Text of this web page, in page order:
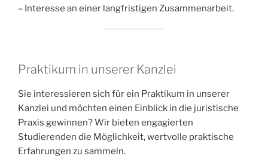
– Interesse an einer langfristigen Zusammenarbeit.
Praktikum in unserer Kanzlei
Sie interessieren sich für ein Praktikum in unserer
Kanzlei und möchten einen Einblick in die juristische
Praxis gewinnen? Wir bieten engagierten
Studierenden die Möglichkeit, wertvolle praktische
Erfahrungen zu sammeln.